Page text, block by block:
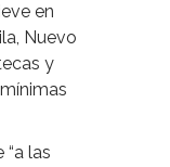
en
Nuevo
y
las